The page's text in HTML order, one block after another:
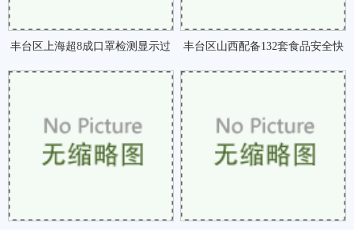
丰台区上海超8成口罩检测显示过 丰台区山西配备132套食品安全快